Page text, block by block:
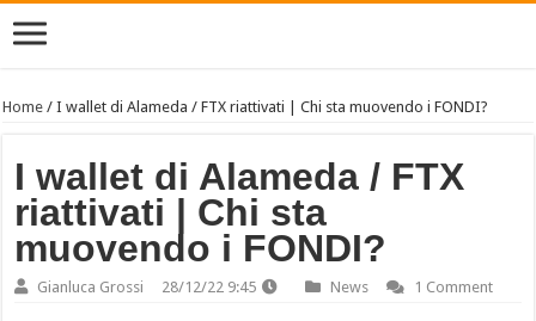
Home /I wallet di Alameda / FTX riattivati | Chi sta muovendo i FONDI?
I wallet di Alameda / FTX
riattivati | Chi sta
muovendo i FONDI?
Gianluca Grossi 28/12/22 9:45 News 1 Comment